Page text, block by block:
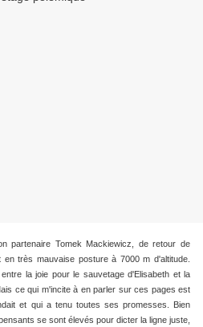
partenaire Tomek Mackiewicz, de retour de
en très mauvaise posture à 7000 m d'altitude.
la joie pour le sauvetage d'Elisabeth et la
ce qui m'incite à en parler sur ces pages est
et qui a tenu toutes ses promesses. Bien
se sont élevés pour dicter la ligne juste,